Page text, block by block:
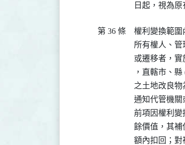
日起，視為原
第 36 條
權利變換範圍
所有權人、
或遷移者，實
，直轄市、
之土地改良物
通知代管機關
前項因權利變
餘價值，其補
額內扣回；對